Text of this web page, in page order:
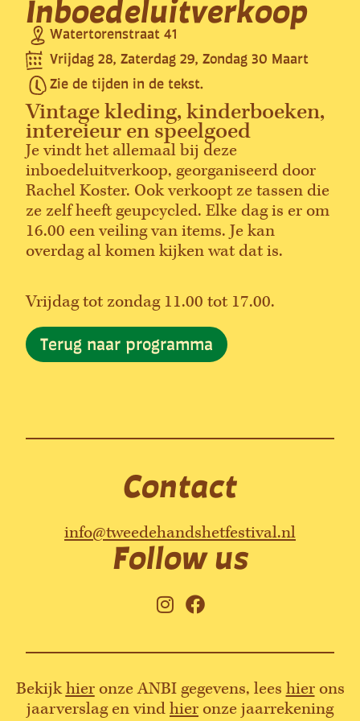
Inboedeluitverkoop
Watertorenstraat 41
Vrijdag 28, Zaterdag 29, Zondag 30 Maart
Zie de tijden in de tekst.
Vintage kleding, kinderboeken,
intereieur en speelgoed
Je vindt het allemaal bij deze
inboedeluitverkoop, georganiseerd door
Rachel Koster. Ook verkoopt ze tassen die
ze zelf heeft geupcycled. Elke dag is er om
16.00 een veiling van items. Je kan
overdag al komen kijken wat dat is.
Vrijdag tot zondag 11.00 tot 17.00.
Terug naar programma
Contact
info@tweedehandshetfestival.nl
Follow us
I
t
a
g
F
e
b
o
Bekijkhieronze ANBI gegevens, lees hierons
jaarverslag en vindhier onze jaarrekening